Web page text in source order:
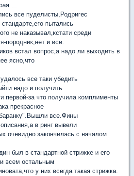
...
все пуделисты,Родригес
пытались
не наказывал,кстати среди
породник,нет и все.
встал вопрос,а надо ли выходить в
ясно,что
все таки убедить
надо и получить
первой-за что получила комплименты
прекрасное
все.Фины
в ринг вывели
очевидно закончилась с началом
был в стандартной стрижке и его
всем остальным
у них всегда такая стрижка.